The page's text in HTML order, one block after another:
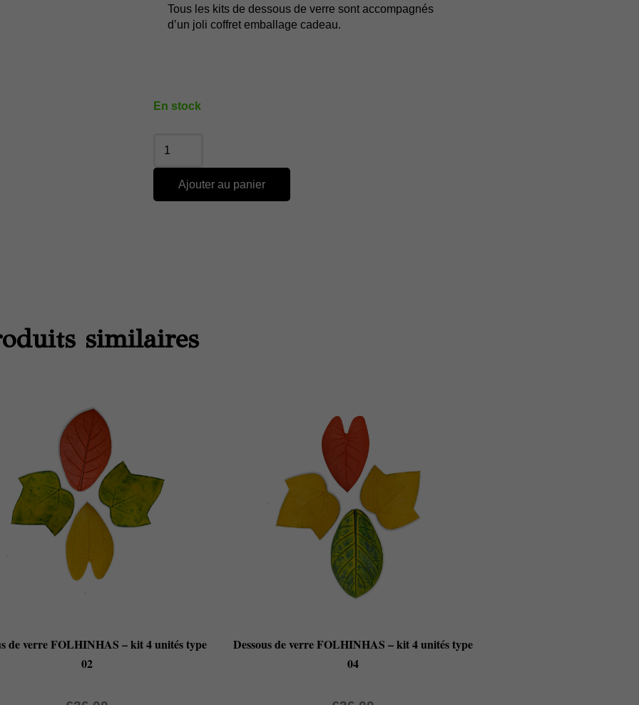
Tous les kits de dessous de verre sont accompagnés
d’un joli coffret emballage cadeau.
En stock
Ajouter au panier
similaires
de verre FOLHINHAS – kit 4 unités type
02
Dessous de verre FOLHINHAS – kit 4 unités type
04